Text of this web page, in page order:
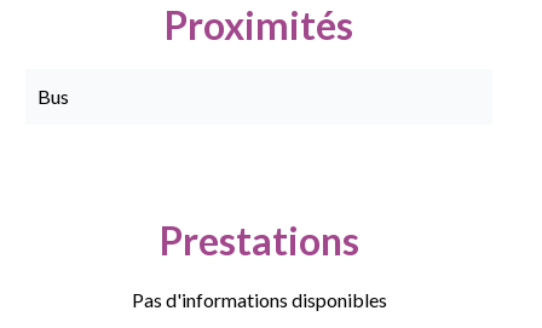
Proximités
Bus
Prestations
Pas d'informations disponibles